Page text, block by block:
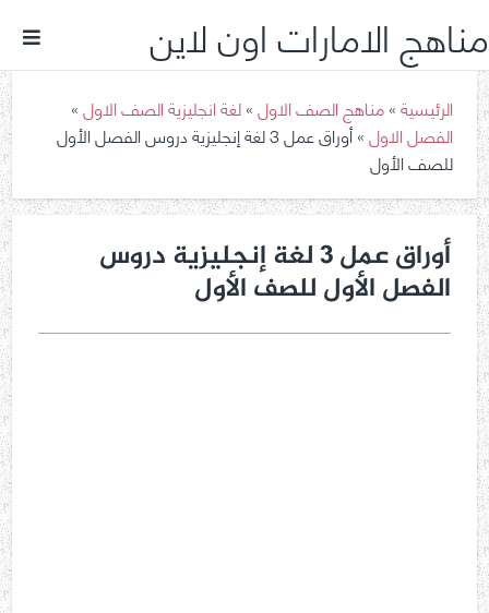
مناهج الامارات اون لاين
الرئيسية»مناهج الصف الاول»لغة انجليزية الصف الاول»
الفصل الاول»
أوراق عمل 3 لغة إنجليزية دروس الفصل الأول
للصف الأول
أوراق عمل 3 لغة إنجليزية دروس
الفصل الأول للصف الأول